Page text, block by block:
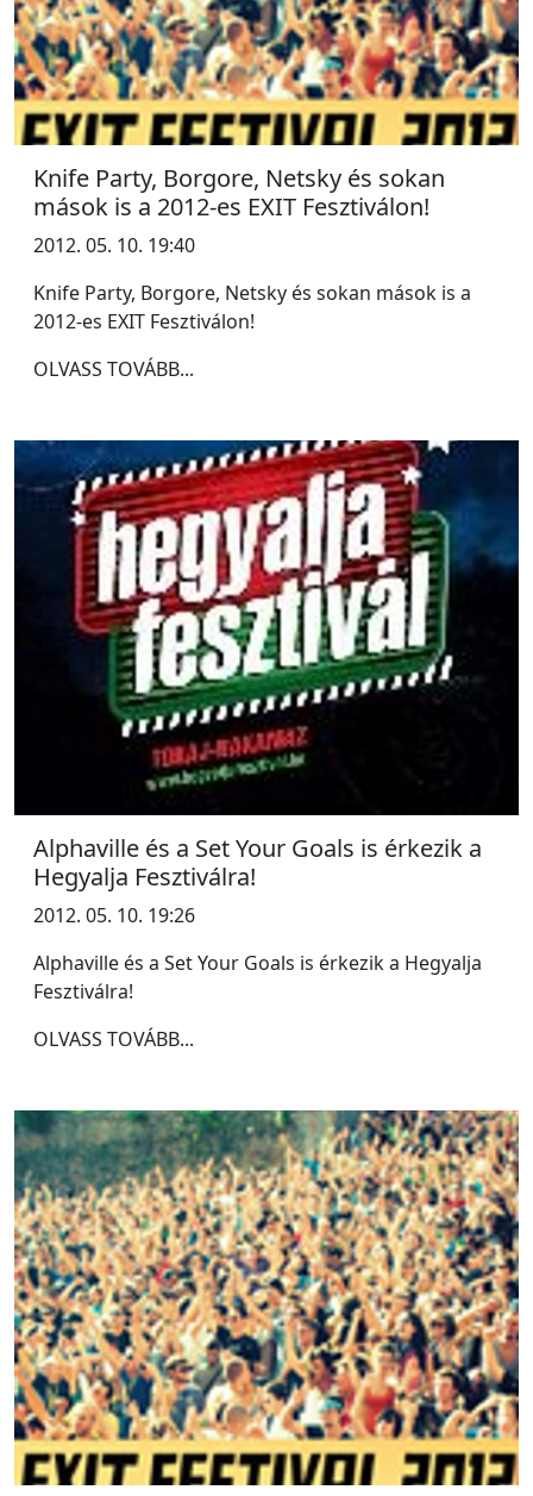
Knife Party, Borgore, Netsky és sokan
mások is a 2012-es EXIT Fesztiválon!
2012. 05. 10. 19:40
Knife Party, Borgore, Netsky és sokan mások is a
2012-es EXIT Fesztiválon!
OLVASS TOVÁBB...
Alphaville és a Set Your Goals is érkezik a
Hegyalja Fesztiválra!
2012. 05. 10. 19:26
Alphaville és a Set Your Goals is érkezik a Hegyalja
Fesztiválra!
OLVASS TOVÁBB...